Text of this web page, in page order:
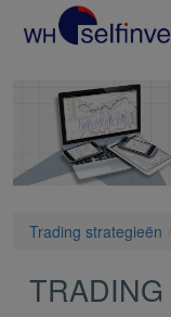
Trading strategieën